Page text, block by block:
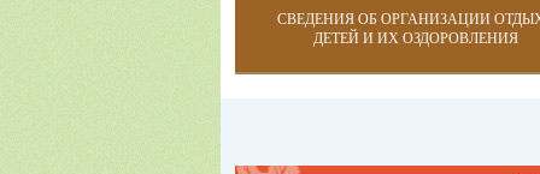
СВЕДЕНИЯ ОБ ОРГАНИЗАЦИИ
ДЕТЕЙ И ИХ ОЗДОРОВЛЕНИЯ